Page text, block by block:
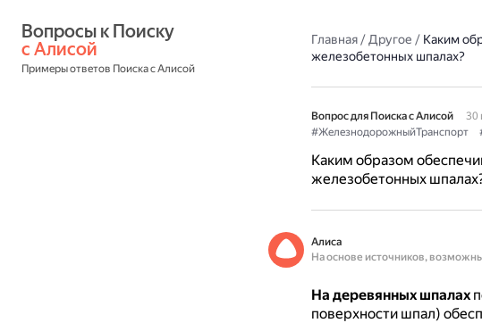
с Алисой
Примеры ответов Поиска с Алисой
Главная/Другое / Каким
железобетонных шпалах?
Вопрос для Поиска с Алисой
30
#ЖелезнодорожныйТранспорт
Каким образом
железобетонных
Алиса
На основе источников,
На деревянных шпалах
поверхности шпал)